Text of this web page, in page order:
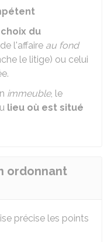
du
l'affaire au fond
le litige) ou celui
immeuble, le
lieu où est situé
ordonnant
précise les points